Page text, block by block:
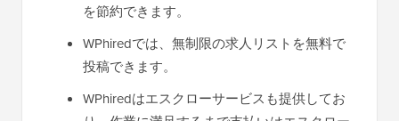
を節約できます。
WPhiredでは、無制限の求人リストを無料で
投稿できます。
WPhiredはエスクローサービスも提供してお